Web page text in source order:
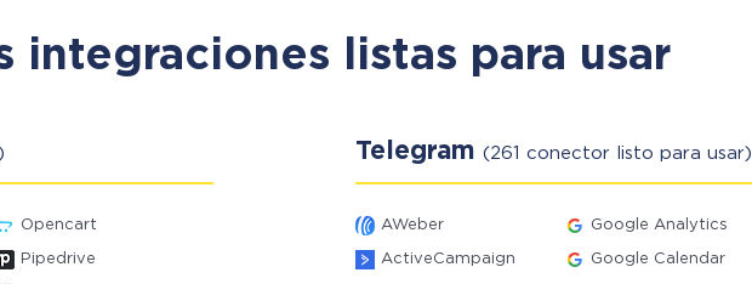
integraciones listas para usar
Opencart
Pipedrive
Telegram (261 conector listo para usar)
AWeber Google Analytics
ActiveCampaign Google Calendar